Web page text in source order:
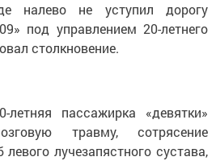
налево не уступил дорогу
под управлением 20-летнего
столкновение.
пассажирка «девятки»
травму, сотрясение
лучезапястного сустава,